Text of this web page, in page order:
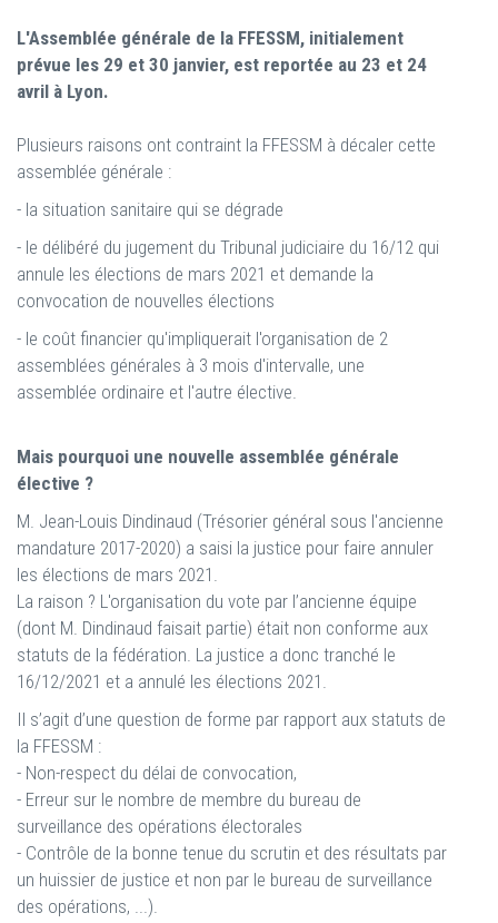
L'Assemblée générale de la FFESSM, initialement
prévue les 29 et 30 janvier, est reportée au 23 et 24
avril à Lyon.
Plusieurs raisons ont contraint la FFESSM à décaler cette
assemblée générale :
- la situation sanitaire qui se dégrade
- le délibéré du jugement du Tribunal judiciaire du 16/12 qui
annule les élections de mars 2021 et demande la
convocation de nouvelles élections
- le coût financier qu'impliquerait l'organisation de 2
assemblées générales à 3 mois d'intervalle, une
assemblée ordinaire et l'autre élective.
Mais pourquoi une nouvelle assemblée générale
élective ?
M. Jean-Louis Dindinaud (Trésorier général sous l'ancienne
mandature 2017-2020) a saisi la justice pour faire annuler
les élections de mars 2021.
La raison ? L'organisation du vote par l’ancienne équipe
(dont M. Dindinaud faisait partie) était non conforme aux
statuts de la fédération. La justice a donc tranché le
16/12/2021 et a annulé les élections 2021.
Il s’agit d’une question de forme par rapport aux statuts de
la FFESSM :
- Non-respect du délai de convocation,
- Erreur sur le nombre de membre du bureau de
surveillance des opérations électorales
- Contrôle de la bonne tenue du scrutin et des résultats par
un huissier de justice et non par le bureau de surveillance
des opérations, ...).